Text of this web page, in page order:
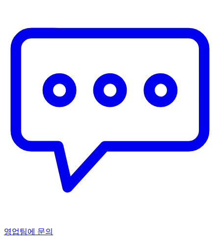
영업팀에 문의